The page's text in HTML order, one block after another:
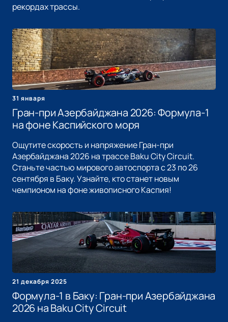
рекордах трассы.
31 января
Гран-при Азербайджана 2026: Формула-1
на фоне Каспийского моря
Ощутите скорость и напряжение Гран-при
Азербайджана 2026 на трассе Baku City Circuit.
Станьте частью мирового автоспорта с 23 по 26
сентября в Баку. Узнайте, кто станет новым
чемпионом на фоне живописного Каспия!
21 декабря 2025
Формула-1 в Баку: Гран-при Азербайджана
2026 на Baku City Circuit